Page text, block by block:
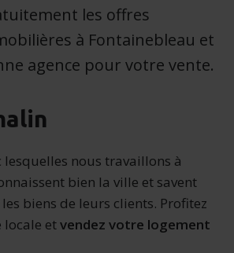
les offres
à Fontainebleau et
agence pour votre vente.
lesquelles nous travaillons à
bien la ville et savent
biens de leurs clients. Profitez
locale etvendez votre logement